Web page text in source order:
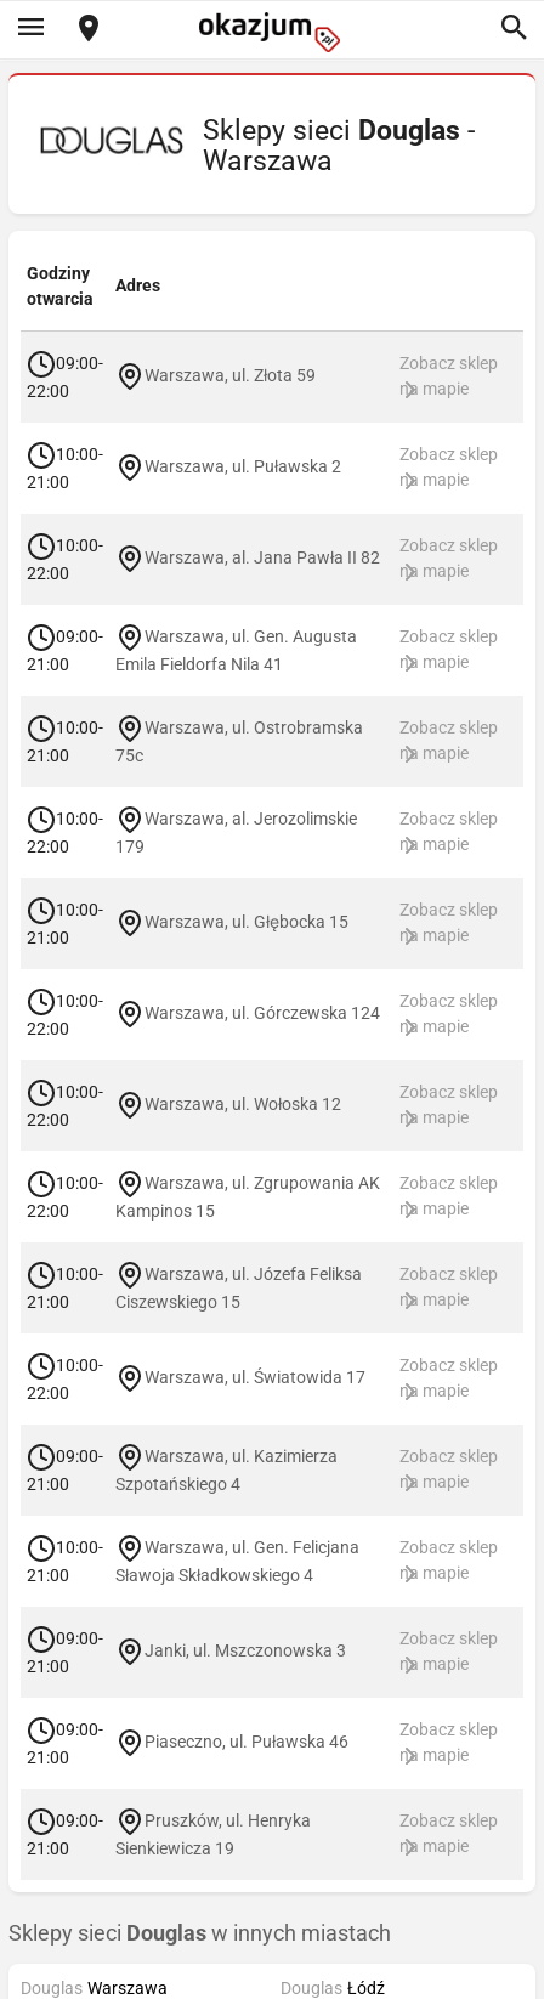
Sklepy sieci Douglas -
Warszawa
Godziny
otwarcia
Adres
09:00-
22:00
Warszawa, ul. Złota 59
Zobacz sklep
na mapie
10:00-
21:00
Warszawa, ul. Puławska 2
Zobacz sklep
na mapie
10:00-
22:00
Warszawa, al. Jana Pawła II 82
Zobacz sklep
na mapie
09:00-
21:00
Warszawa, ul. Gen. Augusta
Emila Fieldorfa Nila 41
Zobacz sklep
na mapie
10:00-
21:00
Warszawa, ul. Ostrobramska
75c
Zobacz sklep
na mapie
10:00-
22:00
Warszawa, al. Jerozolimskie
179
Zobacz sklep
na mapie
10:00-
21:00
Warszawa, ul. Głębocka 15
Zobacz sklep
na mapie
10:00-
22:00
Warszawa, ul. Górczewska 124
Zobacz sklep
na mapie
10:00-
22:00
Warszawa, ul. Wołoska 12
Zobacz sklep
na mapie
10:00-
22:00
Warszawa, ul. Zgrupowania AK
Kampinos 15
Zobacz sklep
na mapie
10:00-
21:00
Warszawa, ul. Józefa Feliksa
Ciszewskiego 15
Zobacz sklep
na mapie
10:00-
22:00
Warszawa, ul. Światowida 17
Zobacz sklep
na mapie
09:00-
21:00
Warszawa, ul. Kazimierza
Szpotańskiego 4
Zobacz sklep
na mapie
10:00-
21:00
Warszawa, ul. Gen. Felicjana
Sławoja Składkowskiego 4
Zobacz sklep
na mapie
09:00-
21:00
Janki, ul. Mszczonowska 3
Zobacz sklep
na mapie
09:00-
21:00
Piaseczno, ul. Puławska 46
Zobacz sklep
na mapie
09:00-
21:00
Pruszków, ul. Henryka
Sienkiewicza 19
Zobacz sklep
na mapie
Sklepy sieci Douglas w innych miastach
Douglas Warszawa
Douglas Łódź